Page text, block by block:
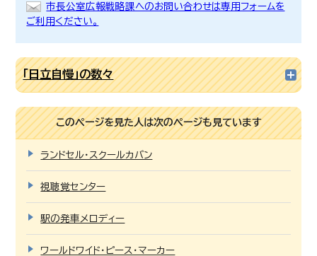
市長公室広報戦略課へのお問い合わせは専用フォームを
ご利用ください。
「日立自慢」の数々
このページを見た人は次のページも見ています
ランドセル・スクールカバン
視聴覚センター
駅の発車メロディー
ワールドワイド・ピース・マーカー